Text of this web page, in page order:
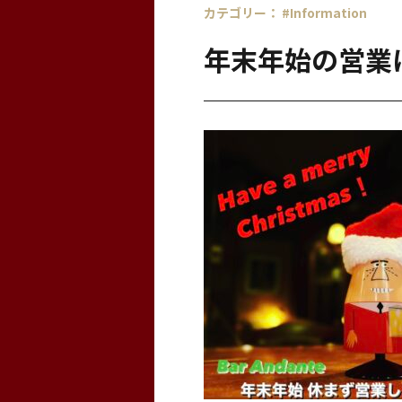
カテゴリー： #Information
年末年始の営業